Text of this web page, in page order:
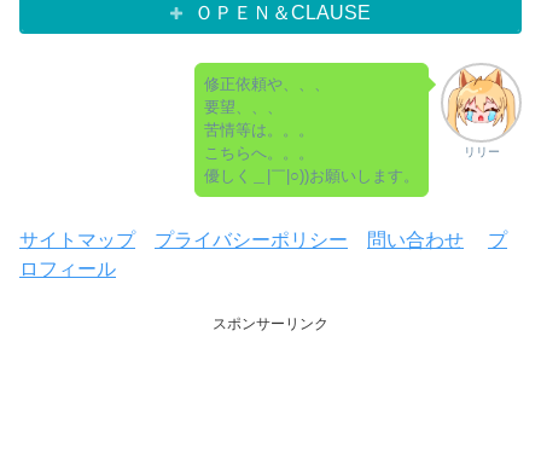
ＯＰＥＮ＆CLAUSE
リリー
修正依頼や、、、
要望、、、
苦情等は。。。
こちらへ。。。
優しく＿|￣|○))お願いします。
サイトマップ プライバシーポリシー 問い合わせ
プ
ロフィール
スポンサーリンク